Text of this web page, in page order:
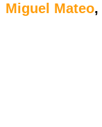
Miguel Mateo,